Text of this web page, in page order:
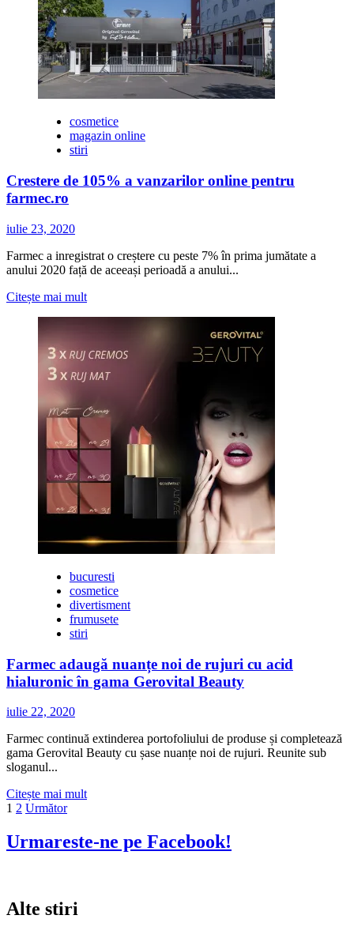
fun
și
shopping
la
CoOperativa
cosmetice
magazin online
stiri
Crestere de 105% a vanzarilor online pentru
farmec.ro
iulie 23, 2020
Farmec a inregistrat o creștere cu peste 7% în prima jumătate a
anului 2020 față de aceeași perioadă a anului...
Citește mai multCitește
Crestere
105%
vanzarilor
pentru
farmec.ro
bucuresti
cosmetice
divertisment
frumusete
stiri
Farmec adaugă nuanțe noi de rujuri cu acid
hialuronic în gama Gerovital Beauty
iulie 22, 2020
Farmec continuă extinderea portofoliului de produse și completează
gama Gerovital Beauty cu șase nuanțe noi de rujuri. Reunite sub
sloganul...
Citește mai multCitește
Farmec
Paginație
articole
1 2 Următor
Urmareste-ne pe Facebook!
Alte stiri